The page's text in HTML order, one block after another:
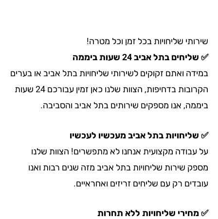
שליחויות בכל זמן וכל מטרה!
בתל אביב 24 שעות ביממה
ואתם זקוקים לשירותי שליחויות בתל אביב או בערים
הקרובות בדחיפות, הצוות שלנו כאן זמין עבורכם 24 שעות
אנו מספקים שירותים בתל אביב והסביבה.
שליחויות בתל אביב מעכשיו לעכשיו
עבודה מקצועית אנחנו לא מתפשרים! הצוות שלנו
שירות שליחויות בתל אביב מזה שנים רבות ואנו
רק עם שליחים זריזים ואחראיים.
מחירי שליחויות ללא תחרות